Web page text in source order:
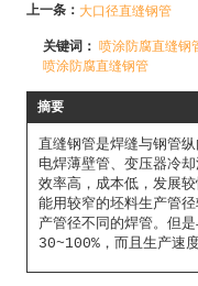
上一条： 大口径直缝钢管
关键词：喷涂防腐直缝钢
喷涂防腐直缝钢管
摘要
直缝钢管是焊缝与钢管
电焊薄壁管、变压器冷
效率高，成本低，发展
能用较窄的坯料生产管
产管径不同的焊管。但
30~100%，而且生产速度